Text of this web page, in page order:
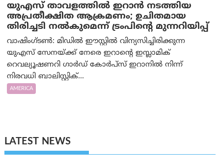
യുഎസ് താവളത്തിൽ ഇറാൻ നടത്തിയ
അപ്രതീക്ഷിത ആക്രമണം; ഉചിതമായ
തിരിച്ചടി നൽകുമെന്ന് ട്രം‌പിന്റെ മുന്നറിയിപ്പ്
വാഷിംഗ്ടണ്‍: മിഡിൽ ഈസ്റ്റിൽ വിന്യസിച്ചിരിക്കുന്ന
യുഎസ് സേനയ്ക്ക് നേരെ ഇറാന്റെ ഇസ്ലാമിക്
റെവല്യൂഷണറി ഗാർഡ് കോർപ്സ് ഇറാനിൽ നിന്ന്
നിരവധി ബാലിസ്റ്റിക്...
AMERICA
LATEST NEWS